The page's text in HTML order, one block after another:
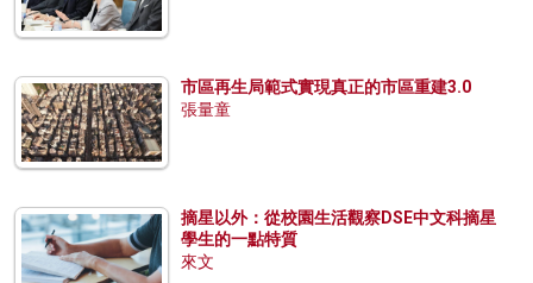
市區再生局範式實現真正的市區重建3.0
張量童
摘星以外：從校園生活觀察DSE中文科摘星
學生的一點特質
來文